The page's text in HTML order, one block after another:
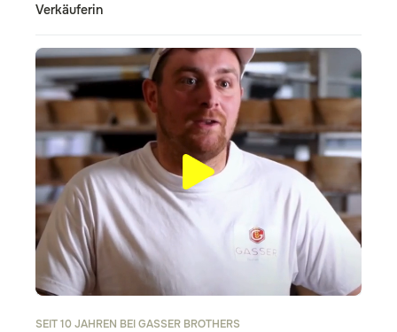
Verkäuferin
SEIT 10 JAHREN BEI GASSER BROTHERS